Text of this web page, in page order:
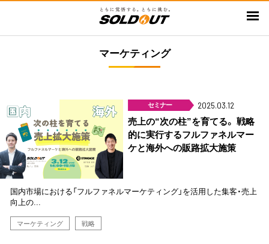
ン
ツ
移
動
マーケティング
セミナー 2025.03.12
売上の“次の柱”を育てる。 戦略
的に実行するフルファネルマー
ケと海外への販路拡大施策
国内市場における「フルファネルマーケティング」を活用した集客・売上
向上の...
マーケティング 戦略